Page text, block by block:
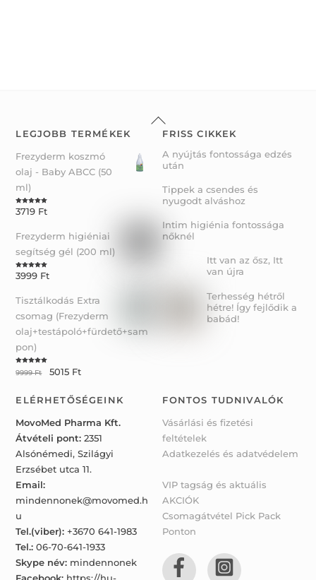
Back
To
LEGJOBB TERMÉKEK
Frezyderm koszmó
olaj - Baby ABCC (50
ml)
Rated5.00
out of 5
3719 Ft
Frezyderm higiéniai
segítség gél (200 ml)
Rated5.00
out of 5
3999 Ft
Tisztálkodás Extra
csomag (Frezyderm
olaj+testápoló+fürdető+sam
pon)
Rated5.00
out of 5
9999Ft 5015 Ft
FRISS CIKKEK
A nyújtás fontossága edzés
után
Tippek a csendes és
nyugodt alváshoz
Intim higiénia fontossága
nőknél
Itt van az ősz, Itt
van újra
Terhesség hétről
hétre! Így fejlődik a
babád!
ELÉRHETŐSÉGEINK
MovoMed Pharma Kft.
Átvételi pont: 2351
Alsónémedi, Szilágyi
Erzsébet utca 11.
Email:
mindennonek@movomed.h
u
Tel.(viber): +3670 641-1983
Tel.: 06-70-641-1933
Skype név: mindennonek
FONTOS TUDNIVALÓK
Vásárlási és fizetési
feltételek
Adatkezelés és adatvédelem
VIP tagság és aktuális
AKCIÓK
Csomagátvétel Pick Pack
Ponton